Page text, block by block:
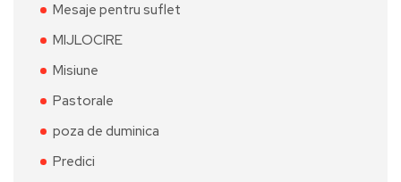
Mesaje pentru suflet
MIJLOCIRE
Misiune
Pastorale
poza de duminica
Predici